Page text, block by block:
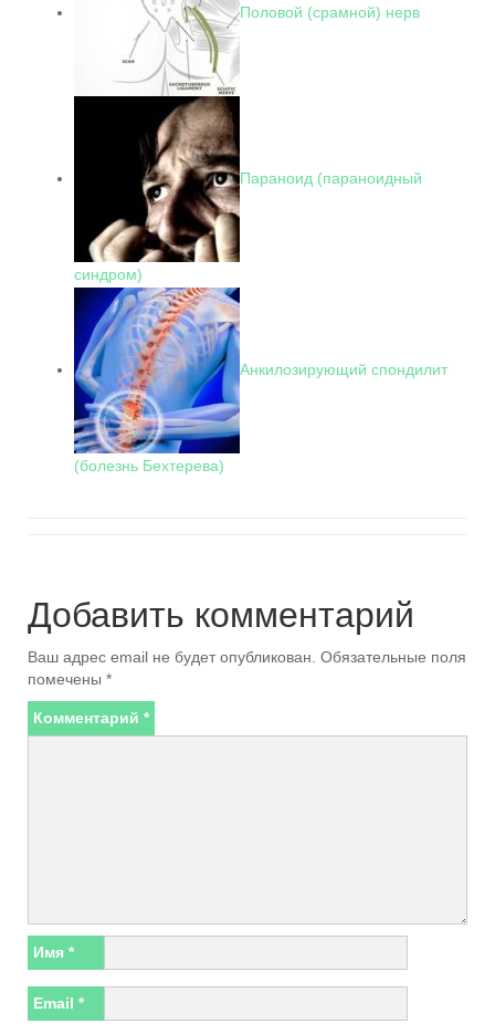
Половой (срамной) нерв
Параноид (параноидный
синдром)
Анкилозирующий спондилит
(болезнь Бехтерева)
Добавить комментарий
Ваш адрес email не будет опубликован. Обязательные поля
помечены *
Комментарий *
Имя *
Email *